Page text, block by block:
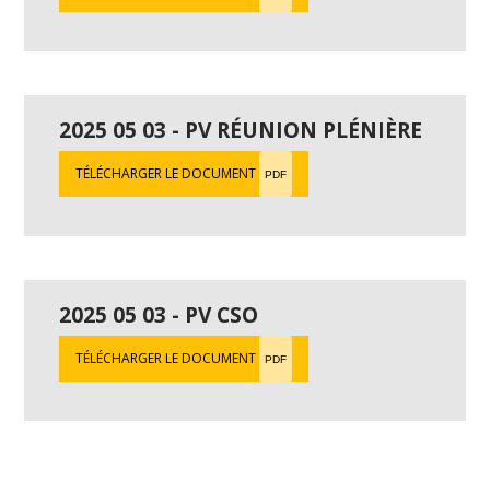
2025 05 03 - PV RÉUNION PLÉNIÈRE
TÉLÉCHARGER LE DOCUMENT PDF
2025 05 03 - PV CSO
TÉLÉCHARGER LE DOCUMENT PDF